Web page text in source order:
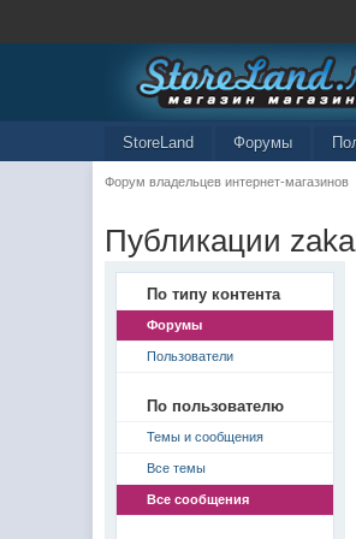
StoreLand Форумы
Форум владельцев интернет-магазинов
Публикации
По типу контента
Форумы
Пользователи
По пользователю
Темы и сообщения
Все темы
Все сообщения